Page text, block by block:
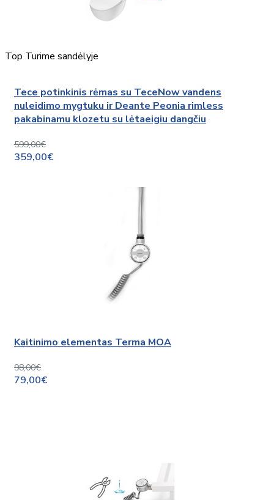
Top Turime sandėlyje
Tece potinkinis rėmas su TeceNow vandens
nuleidimo mygtuku ir Deante Peonia rimless
pakabinamu klozetu su lėtaeigiu dangčiu
599,00€
359,00€
Kaitinimo elementas Terma MOA
98,00€
79,00€